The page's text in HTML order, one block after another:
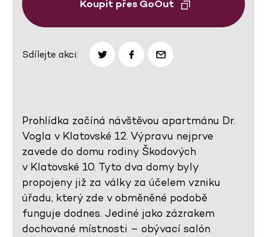
Koupit přes GoOut
Sdílejte akci:
Prohlídka začíná návštěvou apartmánu Dr.
Vogla v Klatovské 12. Výpravu nejprve
zavede do domu rodiny Škodových
v Klatovské 10. Tyto dva domy byly
propojeny již za války za účelem vzniku
úřadu, který zde v obměněné podobě
funguje dodnes. Jediné jako zázrakem
dochované místnosti – obývací salón